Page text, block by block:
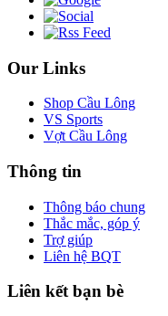
Our Links
Shop Cầu Lông
VS Sports
Vợt Cầu Lông
Thông tin
Thông báo chung
Thắc mắc, góp ý
Trợ giúp
Liên hệ BQT
Liên kết bạn bè